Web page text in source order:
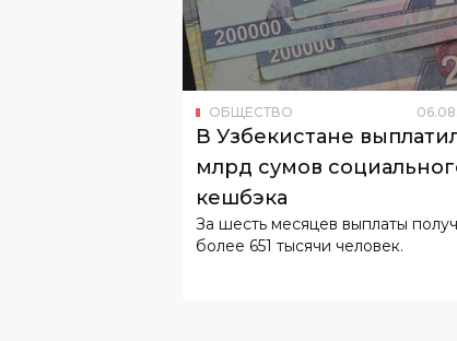
ОБЩЕСТВО 06.08
В Узбекистане
млрд сумов
кешбэка
За шесть месяцев выплаты